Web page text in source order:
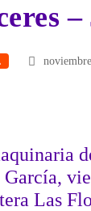
García,
Las